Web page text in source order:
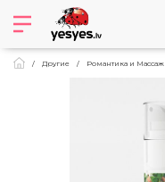
Другие Романтика и Массаж